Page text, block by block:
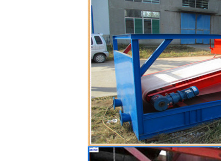
稀土永磁辊式强磁选机